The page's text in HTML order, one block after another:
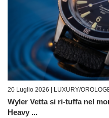
20 Luglio 2026 | LUXURY/
Wyler Vetta si ri-tuffa nel
Heavy ...